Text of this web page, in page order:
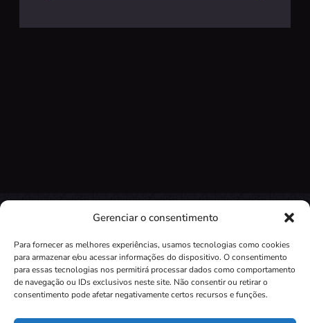
Gerenciar o consentimento
Para fornecer as melhores experiências, usamos tecnologias como cookies
para armazenar e/ou acessar informações do dispositivo. O consentimento
para essas tecnologias nos permitirá processar dados como comportamento
de navegação ou IDs exclusivos neste site. Não consentir ou retirar o
consentimento pode afetar negativamente certos recursos e funções.
Independente do seu questionamento.
Encontraremos a verdade com expertise profissional.